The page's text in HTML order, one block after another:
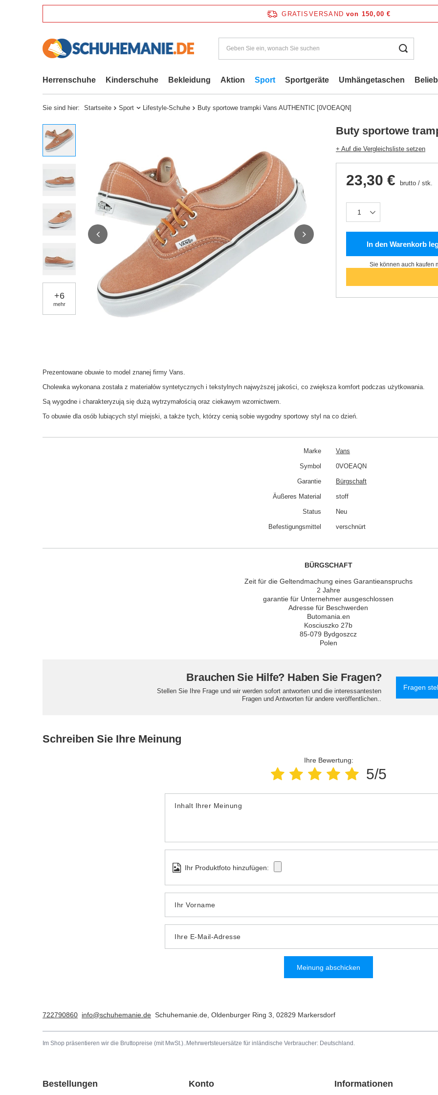
GRATISVERSAND von 150,00 €
Herrenschuhe Kinderschuhe Bekleidung Aktion Sport Sportgeräte Umhängetaschen
Sie sind hier: Startseite Sport Lifestyle-Schuhe Buty sportowe trampki Vans AUTHENTIC [0VOEAQN]
+6
mehr
Buty sportowe
+ Auf die Vergleichsliste setzen
23,30 € brutto / stk.
In den Warenkorb
Sie können auch kaufen
Prezentowane obuwie to model znanej firmy Vans.
Cholewka wykonana została z materiałów syntetycznych i tekstylnych najwyższej jakości, co zwiększa komfort podczas użytkowania.
Są wygodne i charakteryzują się dużą wytrzymałością oraz ciekawym wzornictwem.
To obuwie dla osób lubiących styl miejski, a także tych, którzy cenią sobie wygodny sportowy styl na co dzień.
Marke Vans
Symbol 0VOEAQN
Garantie Bürgschaft
Äußeres Material stoff
Status Neu
Befestigungsmittel verschnürt
BÜRGSCHAFT
Zeit für die Geltendmachung eines Garantieanspruchs
2 Jahre
garantie für Unternehmer ausgeschlossen
Adresse für Beschwerden
Butomania.en
Kosciuszko 27b
85-079 Bydgoszcz
Polen
Brauchen Sie Hilfe? Haben Sie Fragen?
Stellen Sie Ihre Frage und wir werden sofort antworten und die interessantesten
Fragen und Antworten für andere veröffentlichen..
Fragen
Schreiben Sie Ihre Meinung
Ihre Bewertung:
5/5
Inhalt Ihrer Meinung
Ihr Produktfoto hinzufügen:
Ihr Vorname
Ihre E-Mail-Adresse
Meinung abschicken
722790860 info@schuhemanie.de Schuhemanie.de Oldenburger Ring 3 02829 Markersdorf
Im Shop präsentieren wir die Bruttopreise (mit MwSt.).. Mehrwertsteuersätze für inländische Verbraucher: Deutschland
Bestellungen Konto Informationen